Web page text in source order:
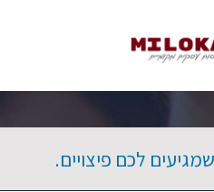
לכם פיצויים.